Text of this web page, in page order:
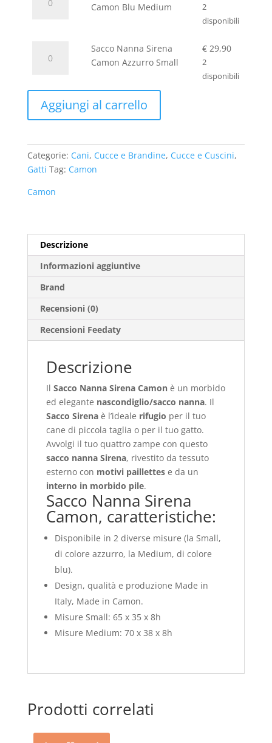
Nanna
Medium
Camon Blu Medium
2
disponibili
Nanna
Camon
Azzurro
Small
Sacco Nanna Sirena
Camon Azzurro Small
€ 29,90
2
disponibili
Aggiungi al carrello
Categorie: Cani, Cucce e Brandine, Cucce e Cuscini,
Gatti Tag: Camon
Camon
Descrizione
Informazioni aggiuntive
Brand
Recensioni (0)
Recensioni Feedaty
Descrizione
Il Sacco Nanna Sirena Camonè un morbido
ed elegante nascondiglio/sacco nanna. Il
Sacco Sirenaè l’ideale rifugio per il tuo
cane di piccola taglia o per il tuo gatto.
Avvolgi il tuo quattro zampe con questo
sacco nanna Sirena, rivestito da tessuto
esterno con motivi paillettese da un
interno in morbido pile.
Sacco Nanna Sirena
Camon, caratteristiche:
Disponibile in 2 diverse misure (la Small,
di colore azzurro, la Medium, di colore
blu).
Design, qualità e produzione Made in
Italy, Made in Camon.
Misure Small: 65 x 35 x 8h
Misure Medium: 70 x 38 x 8h
Prodotti correlati